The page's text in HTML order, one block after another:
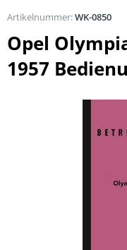
Opel
1957
Artikelnummer:WK-0850